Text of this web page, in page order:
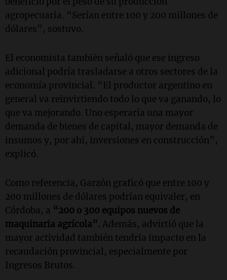
agropecuaria. “Serían entre 100 y 200 millones de
dólares”, sostuvo.
El economista también señaló que ese ingreso
adicional podría trasladarse a otros sectores de la
economía provincial. “El productor argentino en
general va reinvirtiendo todo lo que va ganando, lo
que va mejorando. Uno esperaría una mayor
demanda de bienes de capital, mayor demanda de
insumos y, por ahí, inversiones en construcción”,
explicó.
Como referencia, Garzón graficó que entre 100 y
200 millones de dólares podrían equivaler, en
Córdoba, a “200 o 300 equipos nuevos de
maquinaria agrícola”. Además, advirtió que la
mayor actividad también tendría impacto en la
recaudación provincial, especialmente por
Ingresos Brutos.